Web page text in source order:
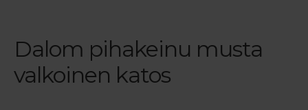
Yleiset ehdot
Dalom pihakeinu musta
valkoinen katos